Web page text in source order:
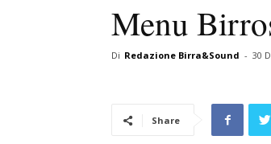
Menu
Di Redazione Birra&Sound - 30
Share